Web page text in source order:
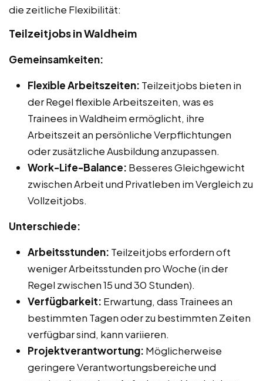
die zeitliche Flexibilität:
Teilzeitjobs in Waldheim
Gemeinsamkeiten:
Flexible Arbeitszeiten: Teilzeitjobs bieten in
der Regel flexible Arbeitszeiten, was es
Trainees in Waldheim ermöglicht, ihre
Arbeitszeit an persönliche Verpflichtungen
oder zusätzliche Ausbildung anzupassen.
Work-Life-Balance: Besseres Gleichgewicht
zwischen Arbeit und Privatleben im Vergleich zu
Vollzeitjobs.
Unterschiede:
Arbeitsstunden: Teilzeitjobs erfordern oft
weniger Arbeitsstunden pro Woche (in der
Regel zwischen 15 und 30 Stunden).
Verfügbarkeit: Erwartung, dass Trainees an
bestimmten Tagen oder zu bestimmten Zeiten
verfügbar sind, kann variieren.
Projektverantwortung: Möglicherweise
geringere Verantwortungsbereiche und